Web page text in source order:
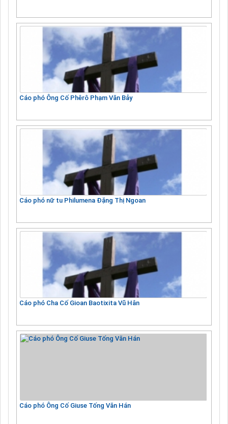
Cáo phó Ông Cố Phêrô Phạm Văn Bảy
Cáo phó nữ tu Philumena Đặng Thị Ngoan
Cáo phó Cha Cố Gioan Baotixita Vũ Hân
Cáo phó Ông Cố Giuse Tống Văn Hán